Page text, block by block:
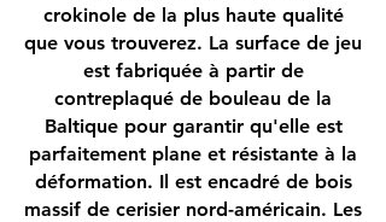
crokinole de la plus haute qualité
que vous trouverez. La surface de jeu
est fabriquée à partir de
contreplaqué de bouleau de la
Baltique pour garantir qu'elle est
parfaitement plane et résistante à la
déformation. Il est encadré de bois
massif de cerisier nord-américain. Les